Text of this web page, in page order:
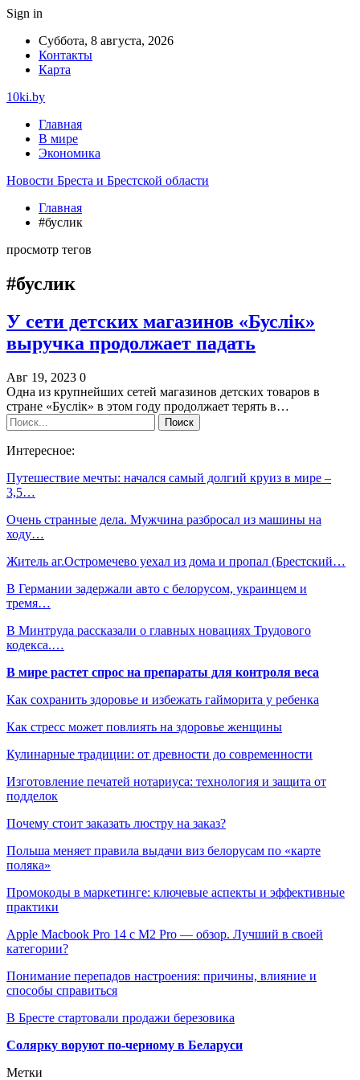
Sign in
Суббота, 8 августа, 2026
Контакты
Карта
10ki.by
Главная
В мире
Экономика
Новости Бреста и Брестской области
Главная
#буслик
просмотр тегов
#буслик
У сети детских магазинов «Буслiк»
выручка продолжает падать
Авг 19, 2023 0
Одна из крупнейших сетей магазинов детских товаров в
стране «Буслiк» в этом году продолжает терять в…
Интересное:
Путешествие мечты: начался самый долгий круиз в мире –
3,5…
Очень странные дела. Мужчина разбросал из машины на
ходу…
Житель аг.Остромечево уехал из дома и пропал (Брестский…
В Германии задержали авто с белорусом, украинцем и
тремя…
В Минтруда рассказали о главных новациях Трудового
кодекса.…
В мире растет спрос на препараты для контроля веса
Как сохранить здоровье и избежать гайморита у ребенка
Как стресс может повлиять на здоровье женщины
Кулинарные традиции: от древности до современности
Изготовление печатей нотариуса: технология и защита от
подделок
Почему стоит заказать люстру на заказ?
Польша меняет правила выдачи виз белорусам по «карте
поляка»
Промокоды в маркетинге: ключевые аспекты и эффективные
практики
Apple Macbook Pro 14 с M2 Pro — обзор. Лучший в своей
категории?
Понимание перепадов настроения: причины, влияние и
способы справиться
В Бресте стартовали продажи березовика
Солярку воруют по-черному в Беларуси
Метки